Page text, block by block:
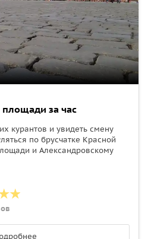
площади за час
курантов и увидеть смену
по брусчатке Красной
и Александровскому